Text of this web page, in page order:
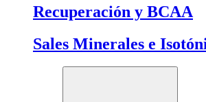
Recuperación y BCAA
Sales Minerales e